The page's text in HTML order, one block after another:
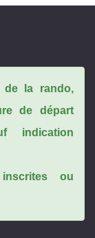
de la rando,
de départ
indication
ou